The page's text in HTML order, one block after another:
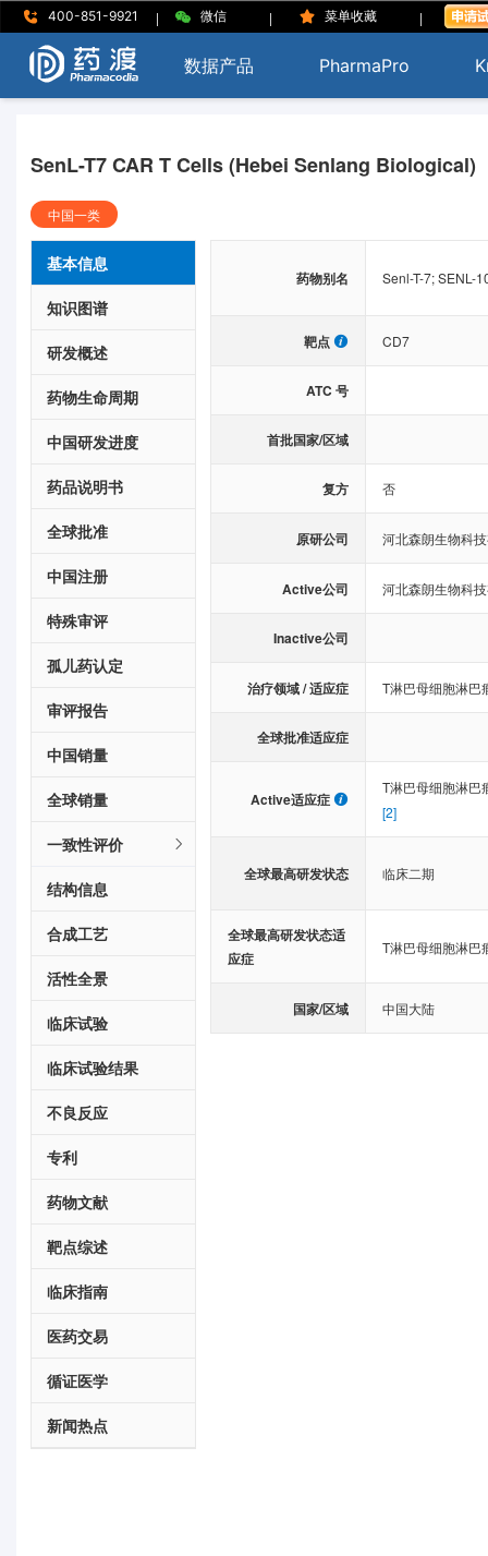
400-851-9921 | 微信 | 菜单收藏 |
数据产品 PharmaPro
SenL-T7 CAR T Cells (Hebei Senlang Biological)
中国一类
基本信息
知识图谱
研发概述
药物生命周期
中国研发进度
药品说明书
全球批准
中国注册
特殊审评
孤儿药认定
审评报告
中国销量
全球销量
一致性评价
结构信息
合成工艺
活性全景
临床试验
临床试验结果
不良反应
专利
药物文献
靶点综述
临床指南
医药交易
循证医学
新闻热点
药物别名 Senl-T-7; SENL-
靶点 CD7
ATC 号
首批国家/区域
复方 否
原研公司 河北森朗生物科
Active公司 河北森朗生物科
Inactive公司
治疗领域 / 适应症 T淋巴母细胞淋巴
全球批准适应症
Active适应症
T淋巴母细胞淋巴
[2]
全球最高研发状态 临床二期
全球最高研发状态适
应症
T淋巴母细胞淋巴
国家/区域 中国大陆